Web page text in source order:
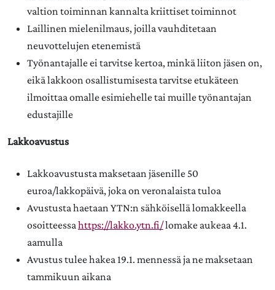
valtion toiminnan kannalta kriittiset toiminnot
Laillinen mielenilmaus, joilla vauhditetaan
neuvottelujen etenemistä
Työnantajalle ei tarvitse kertoa, minkä liiton jäsen on,
eikä lakkoon osallistumisesta tarvitse etukäteen
ilmoittaa omalle esimiehelle tai muille työnantajan
edustajille
Lakkoavustus
Lakkoavustusta maksetaan jäsenille 50
euroa/lakkopäivä, joka on veronalaista tuloa
Avustusta haetaan YTN:n sähköisellä lomakkeella
osoitteessahttps://lakko.ytn.fi/lomake aukeaa 4.1.
aamulla
Avustus tulee hakea 19.1. mennessä ja ne maksetaan
tammikuun aikana